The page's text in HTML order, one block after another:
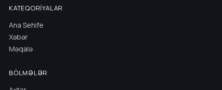
KATEQORIYALAR
Ana Sehife
Xəbər
Məqalə
BÖLMƏLƏR